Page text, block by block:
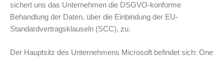
sichert uns das Unternehmen die DSGVO-konforme
Behandlung der Daten, über die Einbindung der EU-
Standardvertragsklauseln (SCC), zu.
Der Hauptsitz des Unternehmens Microsoft befindet sich: One